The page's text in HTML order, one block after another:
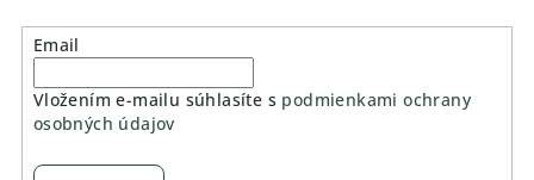
Email
Vložením e-mailu súhlasíte s podmienkami ochrany
osobných údajov